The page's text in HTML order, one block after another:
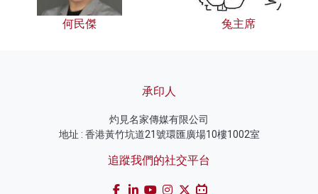
何民傑 兔主席
承印人
灼見名家傳媒有限公司
地址 : 香港黃竹坑道21號環匯廣場10樓1002室
追蹤我們的社交平台